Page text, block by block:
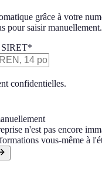
grâce à votre
pour saisir manuellement.
*
confidentielles.
n'est pas encore
vous-même à